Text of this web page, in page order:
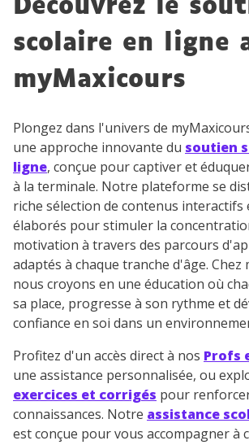
Découvrez le
scolaire en ligne
myMaxicours
Plongez dans l'univers de
une approche innovante du soutien
ligne, conçue pour captiver et
à la terminale. Notre plateforme se
riche sélection de contenus interactifs
élaborés pour stimuler la
motivation à travers des parcours
adaptés à chaque tranche d'âge. Chez
nous croyons en une éducation où
sa place, progresse à son rythme et
confiance en soi dans un
Profitez d'un accès direct à nos Profs
une assistance personnalisée, ou
exercices et corrigés pour
connaissances. Notre assistance
est conçue pour vous accompagner à
Fiches de cours et vidéos ,
corrigés
,podcasts de
Unespace dédié aux
la Terminale
Des profs expérimentés
à la demande par tchat,
vidéo
TESTER
* Votre code d'accès sera envoyé à cette
données à caractère personnel soient traitées
la marque myMaxicours, afin que SEJER
accès au service de soutien scolaire pendant
savoir plus sur la gestion de vos données
pour exercer vos droits, vous pouvez